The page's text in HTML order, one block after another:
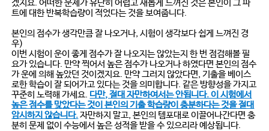
겠지요. 어떠한 문제가 유난히 어렵고 새롭게 느껴진 것은 본인이 그 파
트에 대한 반복학습량이 적었다는 것을 보여줍니다.
본인의 점수가 생각만큼 잘 나오거나, 시험이 생각보다 쉽게 느껴진 경
우)
이번 시험이 운이 좋게 점수가 잘 나오지는 않았는지 한 번 점검해볼 필
요가 있습니다. 만약 찍어서 높은 점수가 나오거나 하였다면 본인의 점수
가 운에 의해 높았던 것이겠지요. 만약 그러지 않았다면, 기출을 베이스
로한 학습이 잘 되어가고 있다는 것을 의미합니다. 같은 방향성을 가지고
꾸준히 노력해 가세요. 다만, 절대 자만하여서는 안됩니다. 이 시험에서
높은 점수를 맞았다는 것이 본인의 기출 학습량이 충분하다는 것을 절대
암시하지 않습니다.자만하지 말고, 본인의 템포대로 이끌어나간다면 충
분히 문제 없이 수능에서 높은 성적을 받을 수 있으리라 예상됩니다.